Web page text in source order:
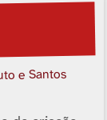
e Santos